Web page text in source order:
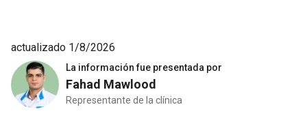
La información fue presentada por
Fahad Mawlood
Representante de la clínica
actualizado 1/8/2026